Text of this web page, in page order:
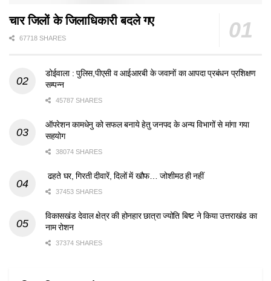
चार जिलों के जिलाधिकारी बदले गए
67718 SHARES
डोईवाला : पुलिस,पीएसी व आईआरबी के जवानों का आपदा प्रबंधन प्रशिक्षण
सम्पन्न
45787 SHARES
ऑपरेशन कामधेनु को सफल बनाये हेतु जनपद के अन्य विभागों से मांगा गया
सहयोग
38074 SHARES
ढहते घर, गिरती दीवारें, दिलों में खौफ… जोशीमठ ही नहीं
37453 SHARES
विकासखंड देवाल क्षेत्र की होनहार छात्रा ज्योति बिष्ट ने किया उत्तराखंड का
नाम रोशन
37374 SHARES